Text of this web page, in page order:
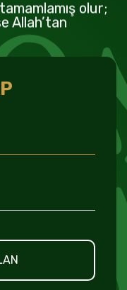
olur;
Allah’tan